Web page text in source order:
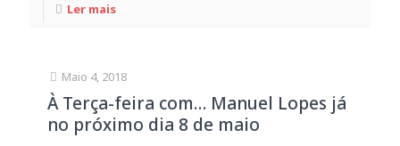
Ler mais
Maio 4, 2018
À Terça-feira com… Manuel Lopes já
no próximo dia 8 de maio